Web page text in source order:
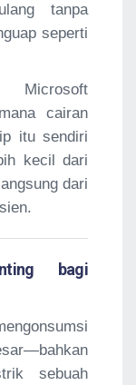
tanpa
seperti
cairan
itu sendiri
kecil dari
dari
bagi
sebuah